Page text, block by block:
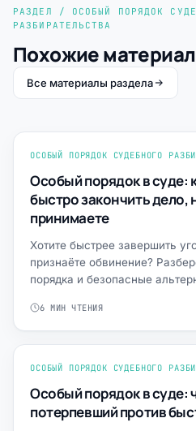
РАЗДЕЛ / ОСОБЫЙ ПОРЯДОК
РАЗБИРАТЕЛЬСТВА
Похожие
Все материалы раздела
ОСОБЫЙ ПОРЯДОК СУДЕБНОГО
Особый порядок в суде:
быстро закончить дело,
принимаете
Хотите быстрее завершить
признаёте обвинение?
порядка и безопасные
6 МИН ЧТЕНИЯ
ОСОБЫЙ ПОРЯДОК СУДЕБНОГО
Особый порядок в суде:
потерпевший против